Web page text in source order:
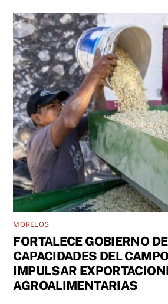
MORELOS
FORTALECE GOBIERNO
CAPACIDADES DEL
IMPULSAR
AGROALIMENTARIAS